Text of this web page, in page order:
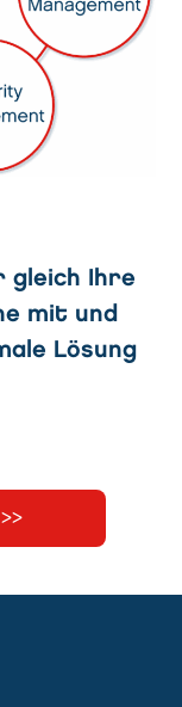
gleich Ihre
mit und
Lösung